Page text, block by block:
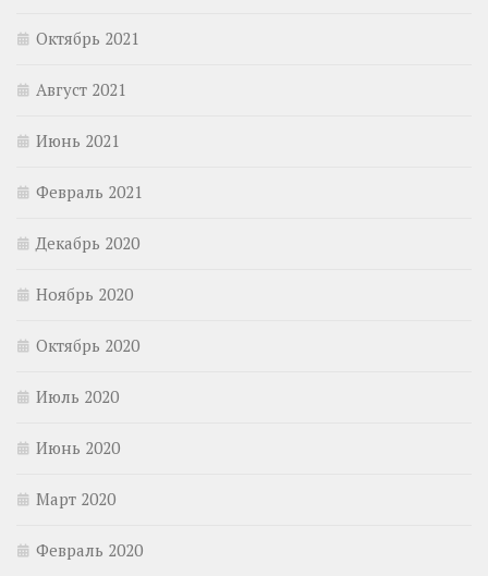
Октябрь 2021
Август 2021
Июнь 2021
Февраль 2021
Декабрь 2020
Ноябрь 2020
Октябрь 2020
Июль 2020
Июнь 2020
Март 2020
Февраль 2020